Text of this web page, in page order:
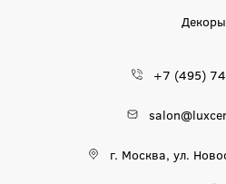
Декоры
+7 (495)
г. Москва, ул.